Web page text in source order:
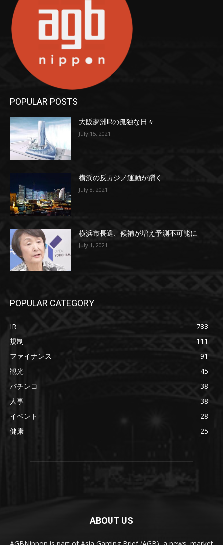
POPULAR POSTS
大阪夢洲IRの孤独な日々
July 15, 2021
横浜の反カジノ運動が躓く
July 8, 2021
横浜市長選、候補が増え予測不可能に
July 1, 2021
POPULAR CATEGORY
IR
783
規制
111
ファイナンス
91
観光
45
パチンコ
38
人事
38
イベント
28
健康
25
ABOUT US